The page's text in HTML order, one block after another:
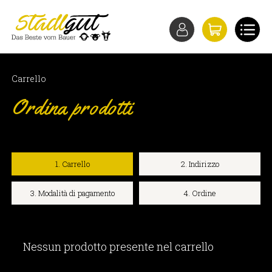
Carrello
Ordina prodotti
1. Carrello 2. Indirizzo
3. Modalità di pagamento 4. Ordine
Nessun prodotto presente nel carrello